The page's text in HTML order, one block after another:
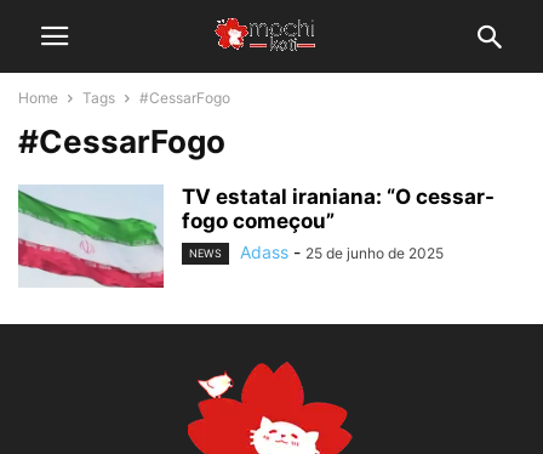
Home Tags #CessarFogo
#CessarFogo
TV estatal iraniana: “O cessar-
fogo começou”
NEWS Adass - 25 de junho de 2025